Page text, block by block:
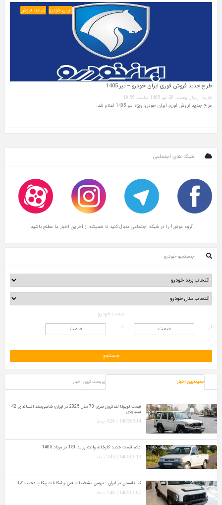
ایران خودرو شرایط فروش
طرح جدید فروش فوری ایران خودرو – تیر 1405
تاریخ ارسال پست: 29 تیر 1405 ساعت 19:59
طرح جدید فروش فوری ایران خودرو ویژه تیر 1405 اعلام شد.
شبکه های اجتماعی
گروه موتور1 را در شبکه اجتماعی دنبال کنید تا همیشه از آخرین اخبار ما مطلع باشید!
جستجو خودرو
قیمت خودرو
از
تا
جدیدترین اخبار پربحث ترین اخبار
قیمت تویوتا لندکروزر سری 70 مدل 2025 در ایران؛ شاسی‌بلند افسانه‌ای 42
میلیاردی
1405-05-14 | 4:26 ب.ظ
اعلام قیمت جدید کارخانه وانت پراید 151 در مرداد 1405
1405-05-13 | 2:45 ب.ظ
کیا تاسمان در ایران ؛ بررسی مشخصات فنی و امکانات پیکاپ عجیب کیا
1405-05-07 | 7:48 ب.ظ